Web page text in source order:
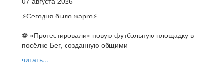
⚡️Сегодня было жарко⚡️
⚽ ️«Протестировали» новую футбольную площадку в
посёлке Бег, созданную общими
читать...